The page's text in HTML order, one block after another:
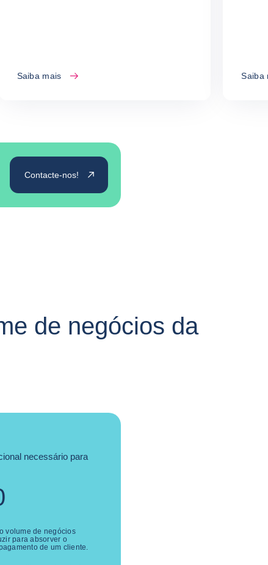
Saiba mais Saiba
Contacte-nos!
de negócios da
necessário para
volume de negócios
para absorver o
de um cliente.